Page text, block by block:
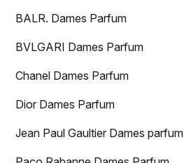
BALR. Dames Parfum
BVLGARI Dames Parfum
Chanel Dames Parfum
Dior Dames Parfum
Jean Paul Gaultier Dames parfum